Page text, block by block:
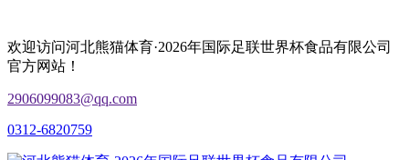
欢迎访问河北熊猫体育·2026年国际足联世界杯食品有限公司
官方网站！
2906099083@qq.com
0312-6820759